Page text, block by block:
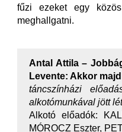
fűzi ezeket egy
meghallgatni.
Antal Attila –
Levente: Akkor
táncszínházi
alkotómunkával jött
Alkotó előadók:
MÓROCZ Eszter,